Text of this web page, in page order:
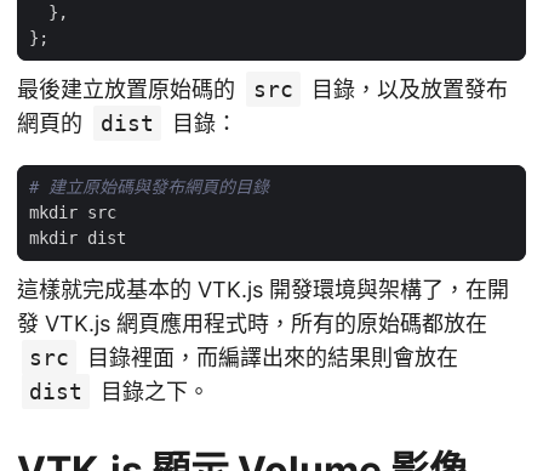
},
};
最後建立放置原始碼的 src
目錄，以及放置發布
網頁的
dist 目錄：
# 建立原始碼與發布網頁的目錄
這樣就完成基本的 VTK.js 開發環境與架構了，在開
發 VTK.js 網頁應用程式時，所有的原始碼都放在
src
目錄裡面，而編譯出來的結果則會放在
dist
目錄之下。